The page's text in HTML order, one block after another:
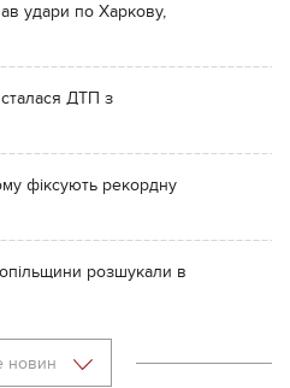
удари по Харкову,
ДТП з
фіксують рекордну
розшукали в
новин